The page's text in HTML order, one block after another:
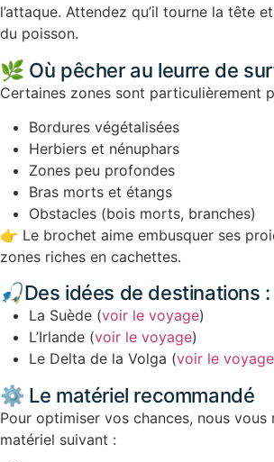
l’attaque. Attendez qu’il tourne la tête
du poisson.
🌿 Où pêcher au leurre de
Certaines zones sont particulièrement
Bordures végétalisées
Herbiers et nénuphars
Zones peu profondes
Bras morts et étangs
Obstacles (bois morts, branches)
👉 Le brochet aime embusquer ses
zones riches en cachettes.
🎣Des idées de destinations :
La Suède (voir le voyage)
L’Irlande (voir le voyage)
Le Delta de la Volga (voir le voyage
⚙️ Le matériel recommandé
Pour optimiser vos chances, nous vous
matériel suivant :